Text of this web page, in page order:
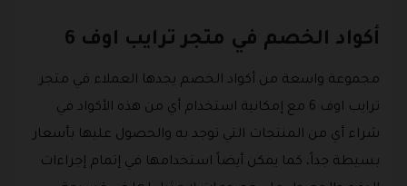
أكواد الخصم في متجر ترايب اوف 6
مجموعة واسعة من أكواد الخصم يجدها العملاء في متجر
ترايب اوف 6 مع إمكانية استخدام أي من هذه الأكواد في
شراء أي من المنتجات التي توجد به والحصول عليها بأسعار
بسيطة جداً، كما يمكن أيضاً استخدامها في إتمام إجراءات